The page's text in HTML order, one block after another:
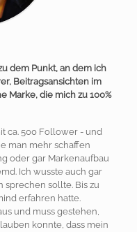
dem Punkt, an dem ich
Beitragsansichten im
Marke, die mich zu 100%
ca. 500 Follower - und
man mehr schaffen
oder gar Markenaufbau
Ich wusste auch gar
sprechen sollte. Bis zu
erfahren hatte.
und muss gestehen,
konnte, dass mein